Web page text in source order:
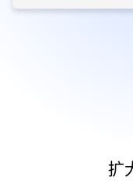
扩